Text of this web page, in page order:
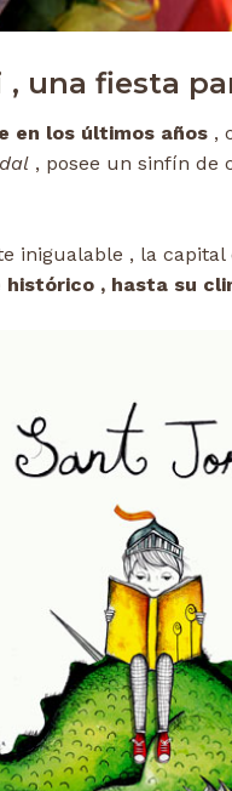
, una fiesta
en los últimos años ,
, posee un sinfín de
inigualable , la
, hasta su